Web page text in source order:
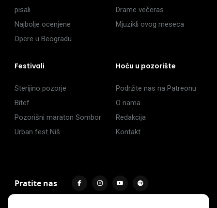
pisali
Najbolje ocenjene
Opere u Beogradu
Drame večeras
Mjuzikli ovog meseca
Festivali
Sterijino pozorje
Bitef
Pozorišni maraton Sombor
Urban fest Niš
Hoću u pozorište
Podržite nas na Patreonu
O nama
Redakcija
Kontakt
Pratite nas